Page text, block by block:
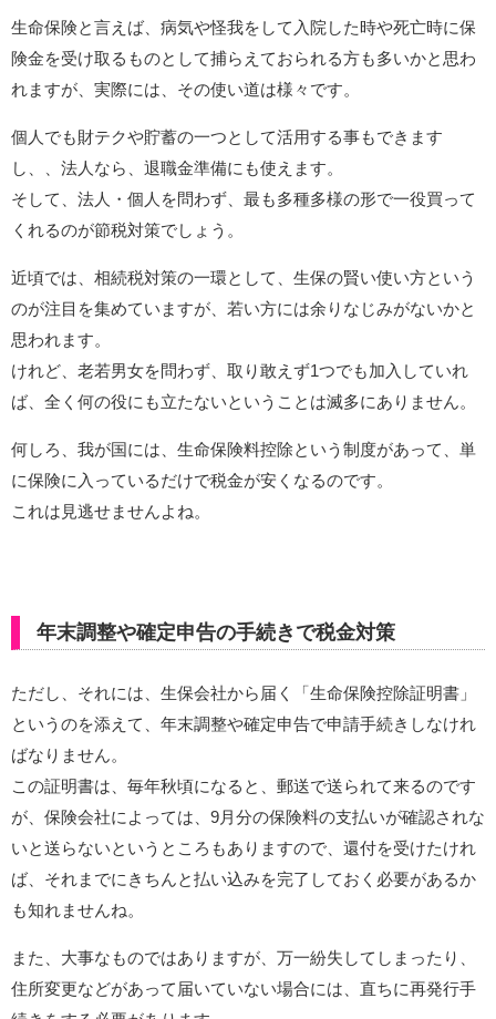
生命保険と言えば、病気や怪我をして入院した時や死亡時に保
険金を受け取るものとして捕らえておられる方も多いかと思わ
れますが、実際には、その使い道は様々です。
個人でも財テクや貯蓄の一つとして活用する事もできます
し、、法人なら、退職金準備にも使えます。
そして、法人・個人を問わず、最も多種多様の形で一役買って
くれるのが節税対策でしょう。
近頃では、相続税対策の一環として、生保の賢い使い方という
のが注目を集めていますが、若い方には余りなじみがないかと
思われます。
けれど、老若男女を問わず、取り敢えず1つでも加入していれ
ば、全く何の役にも立たないということは滅多にありません。
何しろ、我が国には、生命保険料控除という制度があって、単
に保険に入っているだけで税金が安くなるのです。
これは見逃せませんよね。
年末調整や確定申告の手続きで税金対策
ただし、それには、生保会社から届く「生命保険控除証明書」
というのを添えて、年末調整や確定申告で申請手続きしなけれ
ばなりません。
この証明書は、毎年秋頃になると、郵送で送られて来るのです
が、保険会社によっては、9月分の保険料の支払いが確認されな
いと送らないというところもありますので、還付を受けたけれ
ば、それまでにきちんと払い込みを完了しておく必要があるか
も知れませんね。
また、大事なものではありますが、万一紛失してしまったり、
住所変更などがあって届いていない場合には、直ちに再発行手